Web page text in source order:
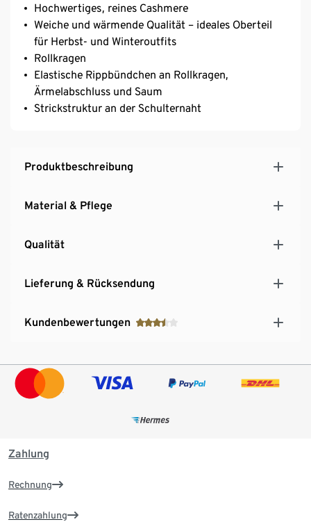
Hochwertiges, reines Cashmere
Weiche und wärmende Qualität – ideales Oberteil
für Herbst- und Winteroutfits
Rollkragen
Elastische Rippbündchen an Rollkragen,
Ärmelabschluss und Saum
Strickstruktur an der Schulternaht
Produktbeschreibung
Material & Pflege
Qualität
Lieferung & Rücksendung
Kundenbewertungen
Zahlung
Rechnung
Ratenzahlung